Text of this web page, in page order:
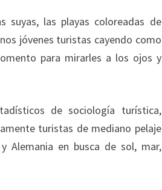
suyas, las playas coloreadas de
jóvenes turistas cayendo como
para mirarles a los ojos y
de sociología turística,
turistas de mediano pelaje
Alemania en busca de sol, mar,